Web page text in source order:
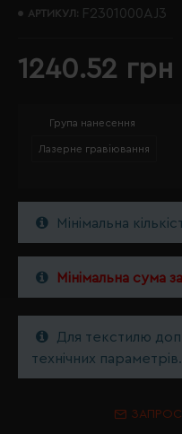
АРТИКУЛ: F2301000AJ3
1240.52 грн
Група нанесення
Лазерне гравіювання
Мінімальна
Мінімальна сума
Для текстилю
технічних параметрів.